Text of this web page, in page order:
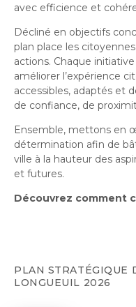
Vérificatrice
avec efficience et
Décliné en objectifs
plan place les
actions. Chaque
améliorer l’expérience
accessibles, adaptés et
de confiance, de
Ensemble, mettons en
détermination afin de
ville à la hauteur des
et futures.
Découvrez comment
PLAN STRATÉGIQUE
LONGUEUIL 2026